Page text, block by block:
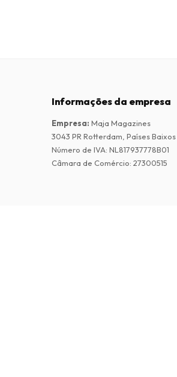
Informações da empresa
Empresa: Maja Magazines
3043 PR Rotterdam, Países Baixos
Número de IVA: NL817937778B01
Câmara de Comércio: 27300515